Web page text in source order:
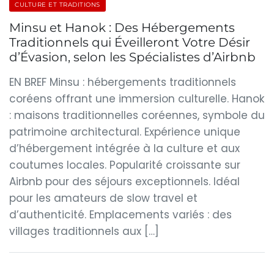
CULTURE ET TRADITIONS
Minsu et Hanok : Des Hébergements
Traditionnels qui Éveilleront Votre Désir
d’Évasion, selon les Spécialistes d’Airbnb
EN BREF Minsu : hébergements traditionnels
coréens offrant une immersion culturelle. Hanok
: maisons traditionnelles coréennes, symbole du
patrimoine architectural. Expérience unique
d’hébergement intégrée à la culture et aux
coutumes locales. Popularité croissante sur
Airbnb pour des séjours exceptionnels. Idéal
pour les amateurs de slow travel et
d’authenticité. Emplacements variés : des
villages traditionnels aux […]